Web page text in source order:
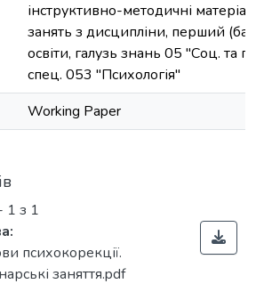
інструктивно-методичні
занять з дисципліни, перший
освіти, галузь знань 05 "Соц. та
спец. 053 "Психологія"
Working Paper
1 з 1
психокорекції.
заняття.pdf